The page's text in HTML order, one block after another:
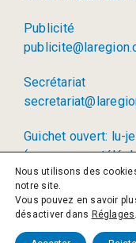
Publicité
Secrétariat
Guichet ouvert: lu-
(permanence
17h00)
© 2026 La Région
Politique de
Nous utilisons des
notre site.
Vous pouvez en savoir
désactiver dans Réglages.